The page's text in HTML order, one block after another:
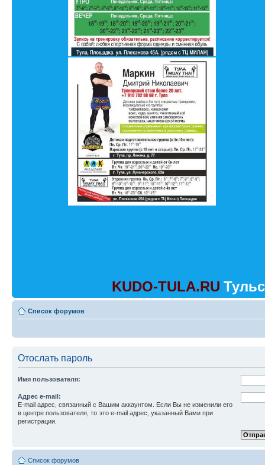
KUDO-TULA.RU
Список форумов
Отослать пароль
Имя пользователя:
Адрес e-mail:
E-mail адрес, связанный с Вашим аккаунтом. Если Вы не изменили его
в центре пользователя, то это e-mail адрес, указанный Вами при
регистрации.
Список форумов